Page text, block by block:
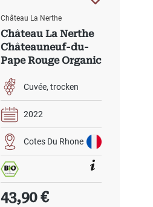
Château La Nerthe
Château La Nerthe
Châteauneuf-du-
Pape Rouge Organic
Cuvée trocken
2022
Cotes Du Rhone
Regulärer Preis:
43,90 €